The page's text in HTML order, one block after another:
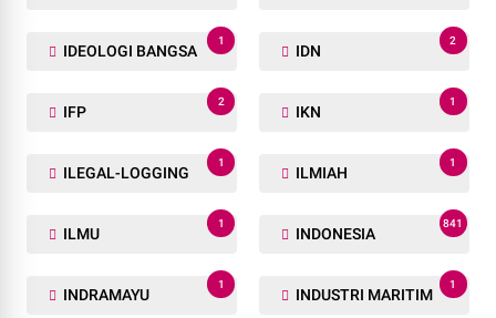
IDEOLOGI BANGSA
1
IDN
2
IFP
2
IKN
1
ILEGAL-LOGGING
1
ILMIAH
1
ILMU
1
INDONESIA
841
INDRAMAYU
1
INDUSTRI MARITIM
1